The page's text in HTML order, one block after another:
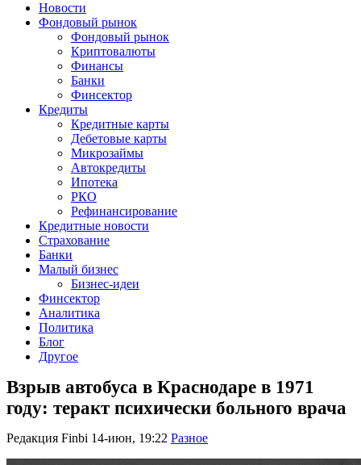
Новости
Фондовый рынок
Фондовый рынок
Криптовалюты
Финансы
Банки
Финсектор
Кредиты
Кредитные карты
Дебетовые карты
Микрозаймы
Автокредиты
Ипотека
РКО
Рефинансирование
Кредитные новости
Страхование
Банки
Малый бизнес
Бизнес-идеи
Финсектор
Аналитика
Политика
Блог
Другое
Взрыв автобуса в Краснодаре в 1971
году: теракт психически больного врача
Редакция Finbi 14-июн, 19:22 Разное